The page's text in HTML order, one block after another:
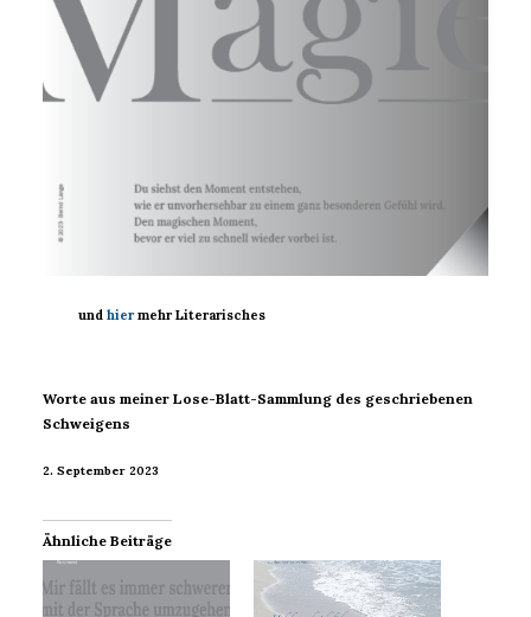
undhier mehr Literarisches
Worte aus meiner Lose-Blatt-Sammlung des geschriebenen
Schweigens
2. September 2023
Ähnliche Beiträge